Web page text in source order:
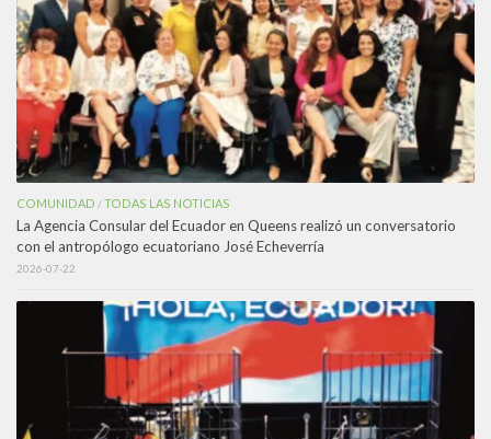
COMUNIDAD /TODAS LAS NOTICIAS
La Agencia Consular del Ecuador en Queens realizó un conversatorio
con el antropólogo ecuatoriano José Echeverría
2026-07-22